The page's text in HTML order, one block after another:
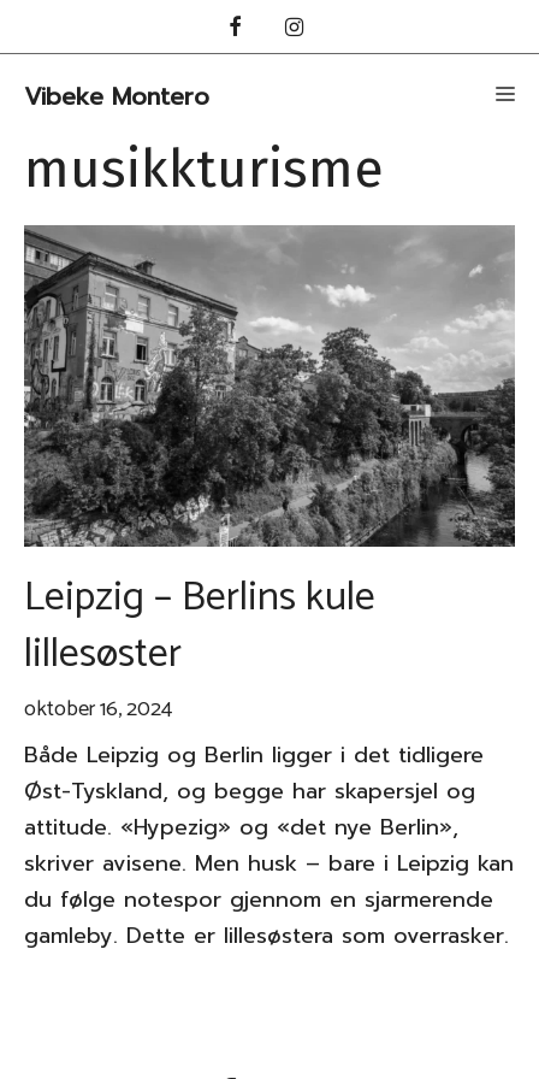
til
innhold
Vibeke Montero
musikkturisme
Leipzig – Berlins kule
lillesøster
oktober 16, 2024
Både Leipzig og Berlin ligger i det tidligere
Øst-Tyskland, og begge har skapersjel og
attitude. «Hypezig» og «det nye Berlin»,
skriver avisene. Men husk – bare i Leipzig kan
du følge notespor gjennom en sjarmerende
gamleby. Dette er lillesøstera som overrasker.